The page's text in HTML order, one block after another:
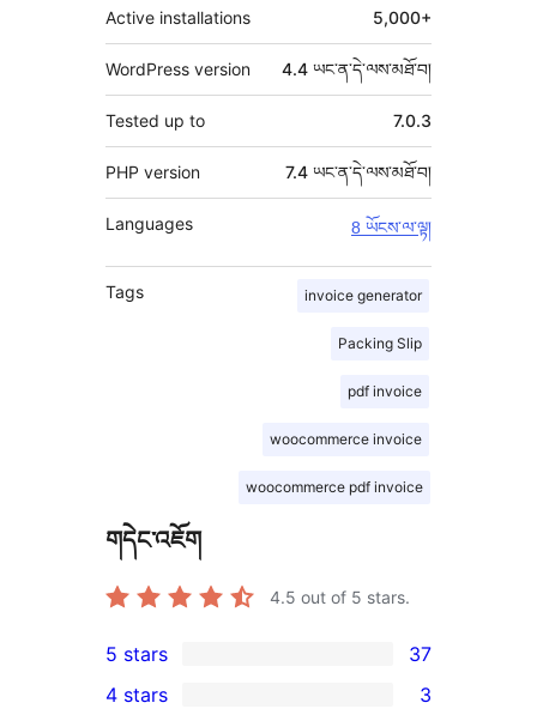
Active installations 5,000+
WordPress version 4.4 ཡང་ན་དེ་ལས་མཐོ་བ།
Tested up to 7.0.3
PHP version 7.4 ཡང་ན་དེ་ལས་མཐོ་བ།
Languages 8 ཡོངས་ལ་ལྟ།
Tags invoice generator
Packing Slip
pdf invoice
woocommerce invoice
woocommerce pdf invoice
གདེང་འཇོག
4.5 out of 5 stars.
37
5-
5 stars 37
4 stars 3